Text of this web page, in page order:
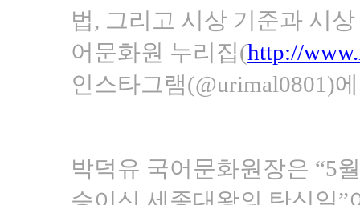
법, 그리고 시상 기준과 시
어문화원 누리집(http://
인스타그램(@urimal0801)
박덕유 국어문화원장은 “5